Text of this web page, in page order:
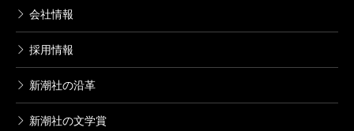
会社情報
採用情報
新潮社の沿革
新潮社の文学賞